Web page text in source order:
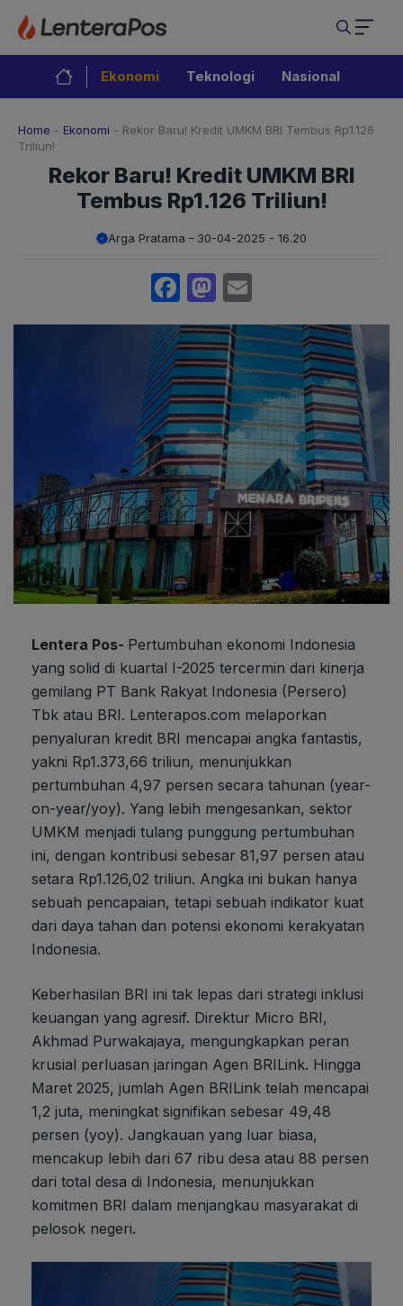
Langsung
isi
Ekonomi Teknologi Nasional
Home - Ekonomi - Rekor Baru! Kredit UMKM BRI Tembus Rp1.126
Triliun!
Rekor Baru! Kredit UMKM BRI
Tembus Rp1.126 Triliun!
Arga Pratama 30-04-2025 - 16.20
Facebook
Mastodon
Lentera Pos- Pertumbuhan ekonomi Indonesia
yang solid di kuartal I-2025 tercermin dari kinerja
gemilang PT Bank Rakyat Indonesia (Persero)
Tbk atau BRI. Lenterapos.com melaporkan
penyaluran kredit BRI mencapai angka fantastis,
yakni Rp1.373,66 triliun, menunjukkan
pertumbuhan 4,97 persen secara tahunan (year-
on-year/yoy). Yang lebih mengesankan, sektor
UMKM menjadi tulang punggung pertumbuhan
ini, dengan kontribusi sebesar 81,97 persen atau
setara Rp1.126,02 triliun. Angka ini bukan hanya
sebuah pencapaian, tetapi sebuah indikator kuat
dari daya tahan dan potensi ekonomi kerakyatan
Indonesia.
Keberhasilan BRI ini tak lepas dari strategi inklusi
keuangan yang agresif. Direktur Micro BRI,
Akhmad Purwakajaya, mengungkapkan peran
krusial perluasan jaringan Agen BRILink. Hingga
Maret 2025, jumlah Agen BRILink telah mencapai
1,2 juta, meningkat signifikan sebesar 49,48
persen (yoy). Jangkauan yang luar biasa,
mencakup lebih dari 67 ribu desa atau 88 persen
dari total desa di Indonesia, menunjukkan
komitmen BRI dalam menjangkau masyarakat di
pelosok negeri.